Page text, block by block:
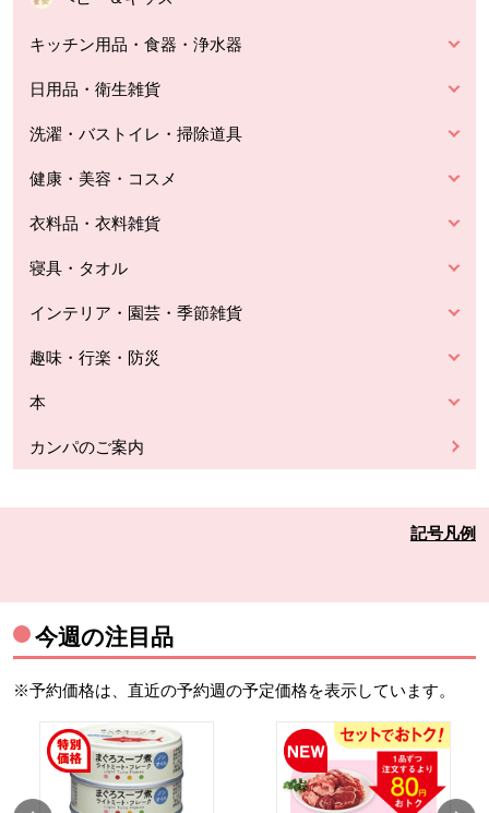
キッチン用品・食器・浄水器
日用品・衛生雑貨
洗濯・バストイレ・掃除道具
健康・美容・コスメ
衣料品・衣料雑貨
寝具・タオル
インテリア・園芸・季節雑貨
趣味・行楽・防災
本
カンパのご案内
記号凡例
今週の注目品
※予約価格は、直近の予約週の予定価格を表示しています。